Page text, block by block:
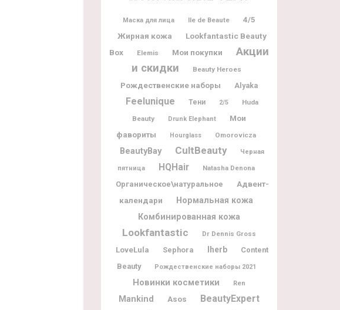
Маска для лица Ile de Beaute 4/5
Жирная кожа
Lookfantastic Beauty
Box
Elemis Мои покупки
Акции
и скидки
Beauty Heroes
Рождественские наборы Alyaka
Feelunique Тени 2/5
Huda
Beauty
Drunk Elephant
Мои
фавориты
Hourglass Omorovicza
BeautyBay CultBeauty Черная
пятница HQHair Natasha Denona
Органическое\натуральное
Адвент-
календари
Нормальная кожа
Комбинированная кожа
Lookfantastic Dr Dennis Gross
LoveLula Sephora Iherb
Content
Beauty
Рождественские наборы 2021
Новинки косметики Ren
Mankind Asos BeautyExpert